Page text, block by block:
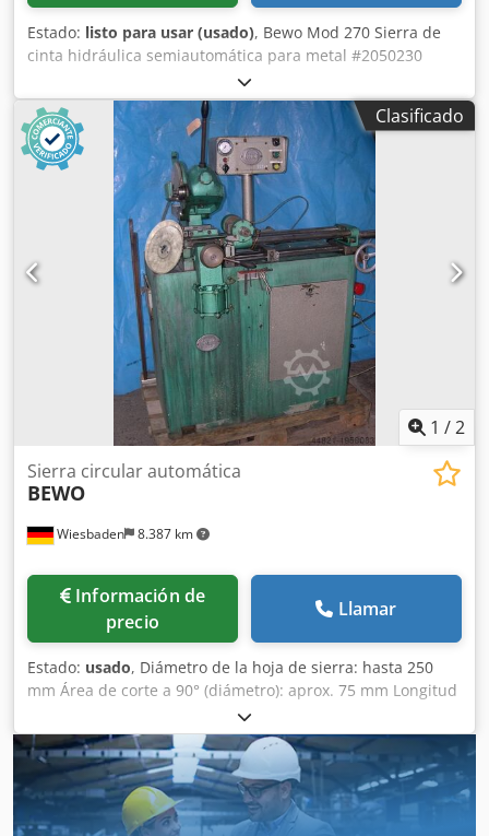
Estado: listo para usar (usado), Bewo Mod 270 Sierra de
cinta hidráulica semiautomática para metal #2050230
Máxima sujeción: 210x210mm Dimensiones: 130cm x 80cm
x 140cm (LxAnxAl) 380v Velocidad de corte variable Con
bomba de refrigerante Con cinta de sierra adicional Vídeo
disponible en nuestro canal de YouTube. Ubicación: Budel,
Países Bajos Transporte disponible por un coste adicional
Llame o envíe un correo electrónico para más información
Dcodpfjylppwjx Ahkok Consulte también nuestros otros
anuncios Buscamos maquinaria industrial durante todo el
año. Si dispone de máquinas innecesarias, envíenos un
correo electrónico con fotos e información. El vendedor no
se responsabiliza de errores tipográficos o de transmisión
de datos. El estado visual, técnico y el desgaste de la
máquina son acordes a su antigüedad; las máquinas
usadas se venden sin garantía. El precio publicado es sin
IVA (salvo indicación contraria).
Clasificado
1 /2
Wiesbaden 8.387 km
Sierra circular automática
BEWO
Información de
precio
Llamar
Estado: usado, Diámetro de la hoja de sierra: hasta 250
mm Área de corte a 90° (diámetro): aprox. 75 mm Longitud
de corte: 500 mm Conexión eléctrica: 380 V Potencia del
motor de la sierra: 0,75/1,1 kW Dcodpfjb N Ehdex Ahkjk
Espacio requerido: 1700/2100 x 900 x 1440 mm Peso: 355
kg